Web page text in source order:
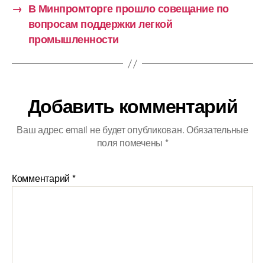
→ В Минпромторге прошло совещание по
вопросам поддержки легкой
промышленности
Добавить комментарий
Ваш адрес email не будет опубликован.Обязательные
поля помечены *
Комментарий *